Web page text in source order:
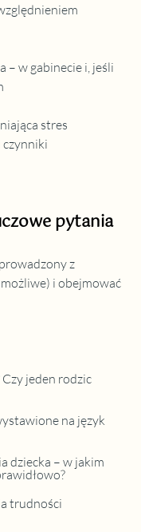
– w gabinecie i, jeśli
stres
czynniki
pytania
z
i obejmować
jeden rodzic
na język
dziecka – w jakim
trudności